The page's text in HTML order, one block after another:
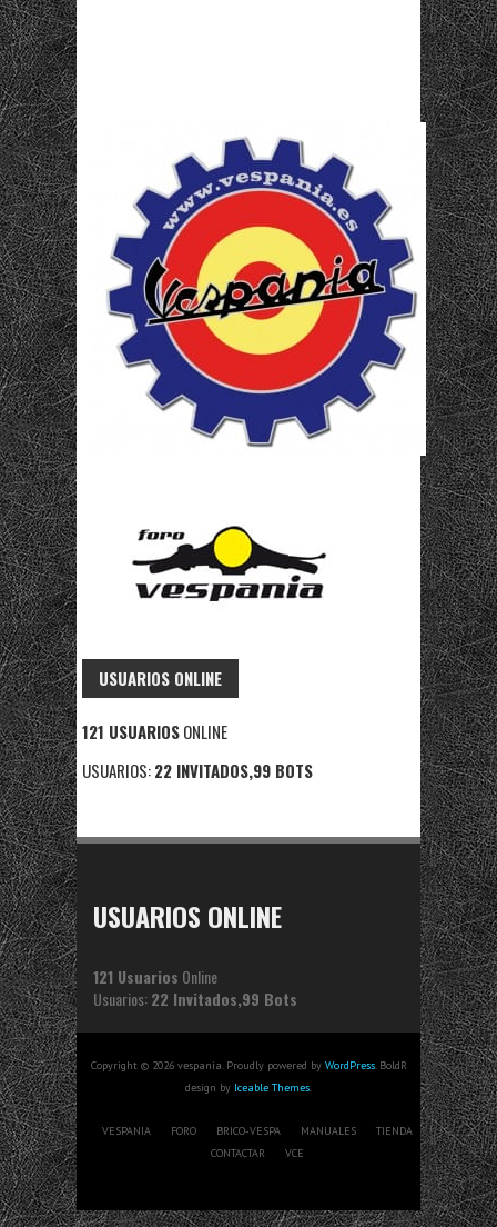
USUARIOS ONLINE
121 USUARIOSONLINE
USUARIOS:22 INVITADOS,99 BOTS
USUARIOS ONLINE
121 Usuarios Online
Usuarios:22 Invitados,99 Bots
Copyright © 2026 vespania. Proudly powered by WordPress. BoldR
design by Iceable Themes.
VESPANIA FORO BRICO-VESPA MANUALES
TIENDA
CONTACTAR
VCE